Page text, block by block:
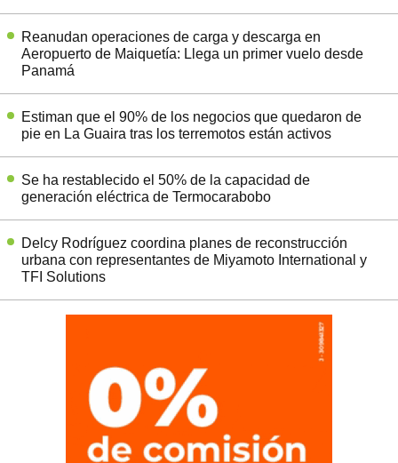
Reanudan operaciones de carga y descarga en
Aeropuerto de Maiquetía: Llega un primer vuelo desde
Panamá
Estiman que el 90% de los negocios que quedaron de
pie en La Guaira tras los terremotos están activos
Se ha restablecido el 50% de la capacidad de
generación eléctrica de Termocarabobo
Delcy Rodríguez coordina planes de reconstrucción
urbana con representantes de Miyamoto International y
TFI Solutions